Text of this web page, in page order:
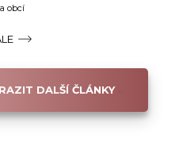
obcí
DALŠÍ ČLÁNKY